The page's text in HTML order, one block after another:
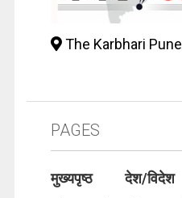
The Karbhari Pune
PAGES
मुख्यपृष्ठ देश/विदेश